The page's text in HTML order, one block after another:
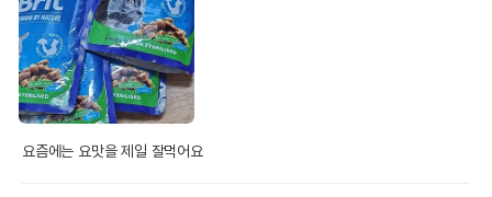
요즘에는 요맛을 제일 잘먹어요